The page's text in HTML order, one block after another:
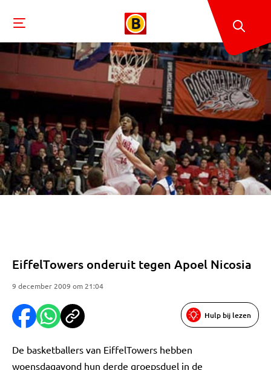
EiffelTowers onderuit tegen Apoel Nicosia
9 december 2009 om 21:04
Hulp bij lezen
De basketballers van EiffelTowers hebben
woensdagavond hun derde groepsduel in de